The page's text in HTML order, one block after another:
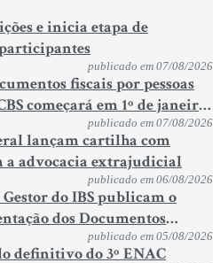
e inicia etapa de
publicado em 07/08/2026
fiscais por pessoas
começará em 1º de janeiro
publicado em 07/08/2026
lançam cartilha com
a advocacia extrajudicial
publicado em 06/08/2026
do IBS publicam o
dos Documentos
Tributária do Consumo
publicado em 05/08/2026
definitivo do 3º ENAC